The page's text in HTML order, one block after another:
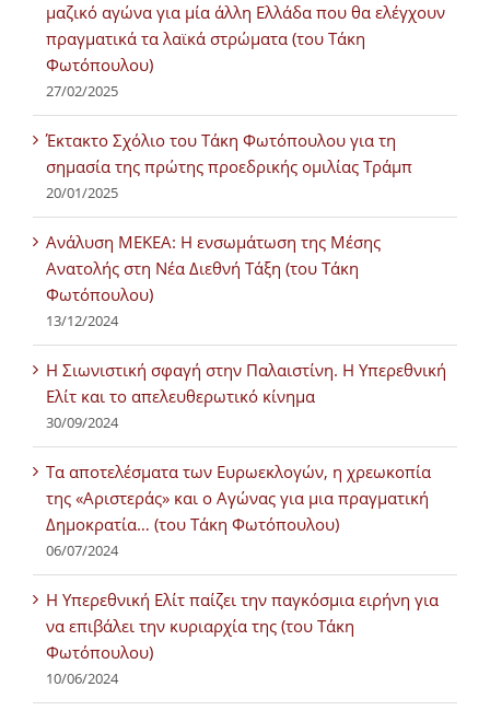
μαζικό αγώνα για μία άλλη Ελλάδα που θα ελέγχουν
πραγματικά τα λαϊκά στρώματα (του Τάκη
Φωτόπουλου)
27/02/2025
Έκτακτο Σχόλιο του Τάκη Φωτόπουλου για τη
σημασία της πρώτης προεδρικής ομιλίας Τράμπ
20/01/2025
Ανάλυση ΜΕΚΕΑ: Η ενσωμάτωση της Μέσης
Ανατολής στη Νέα Διεθνή Τάξη (του Τάκη
Φωτόπουλου)
13/12/2024
Η Σιωνιστική σφαγή στην Παλαιστίνη. Η Υπερεθνική
Ελίτ και το απελευθερωτικό κίνημα
30/09/2024
Τα αποτελέσματα των Ευρωεκλογών, η χρεωκοπία
της «Αριστεράς» και ο Αγώνας για μια πραγματική
Δημοκρατία… (του Τάκη Φωτόπουλου)
06/07/2024
H Υπερεθνική Ελίτ παίζει την παγκόσμια ειρήνη για
να επιβάλει την κυριαρχία της (του Τάκη
Φωτόπουλου)
10/06/2024